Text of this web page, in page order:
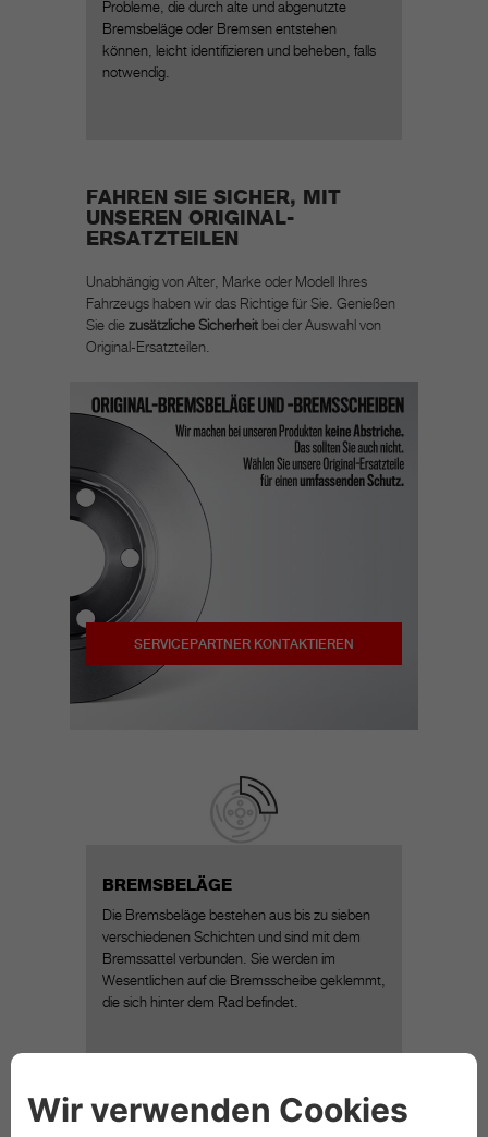
Probleme, die durch alte und abgenutzte
Bremsbeläge oder Bremsen entstehen
können, leicht identifizieren und beheben, falls
notwendig.
FAHREN SIE SICHER, MIT
UNSEREN ORIGINAL-
ERSATZTEILEN
Unabhängig von Alter, Marke oder Modell Ihres
Fahrzeugs haben wir das Richtige für Sie. Genießen
Sie die zusätzliche Sicherheit bei der Auswahl von
Original-Ersatzteilen.
SERVICEPARTNER KONTAKTIEREN
BREMSBELÄGE
Die Bremsbeläge bestehen aus bis zu sieben
verschiedenen Schichten und sind mit dem
Bremssattel verbunden. Sie werden im
Wesentlichen auf die Bremsscheibe geklemmt,
die sich hinter dem Rad befindet.